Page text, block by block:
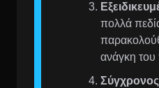
πολλά
ανάγκη του